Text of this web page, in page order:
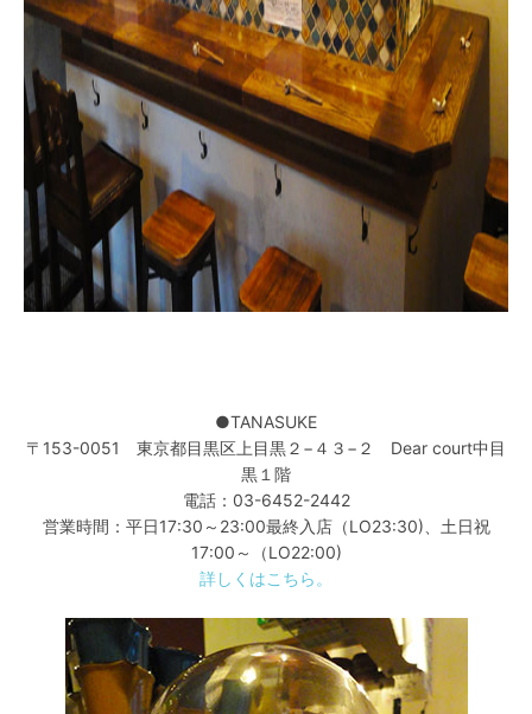
●TANASUKE
〒153-0051 東京都目黒区上目黒２−４３−２ Dear court中目
黒１階
電話：03-6452-2442
営業時間：平日17:30～23:00最終入店（LO23:30)、土日祝
17:00～（LO22:00)
詳しくはこちら。